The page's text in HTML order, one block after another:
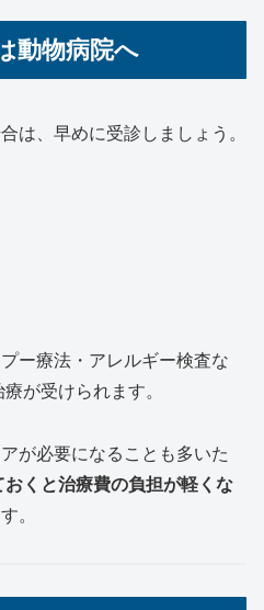
動物病院へ
は、早めに受診しましょう。
ー療法・アレルギー検査な
が受けられます。
が必要になることも多いた
くと治療費の負担が軽くな
。